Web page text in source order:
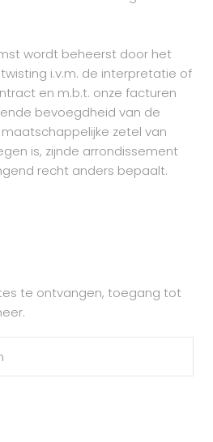
wordt beheerst door het
i.v.m. de interpretatie of
en m.b.t. onze facturen
bevoegdheid van de
zetel van
is, zijnde arrondissement
recht anders bepaalt.
te ontvangen, toegang tot